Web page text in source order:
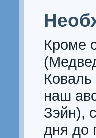
Кроме
наш
Зэйн),
дня до